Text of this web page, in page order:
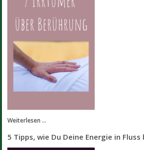
Weiterlesen ...
5 Tipps, wie Du Deine Energie in